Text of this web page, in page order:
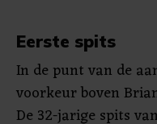
Eerste spits
In de punt van de
voorkeur boven
De 32-jarige spits